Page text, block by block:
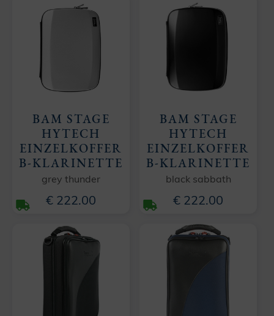
BAM STAGE
HYTECH
EINZELKOFFER
B-KLARINETTE
grey thunder
€ 222.00
BAM STAGE
HYTECH
EINZELKOFFER
B-KLARINETTE
black sabbath
€ 222.00